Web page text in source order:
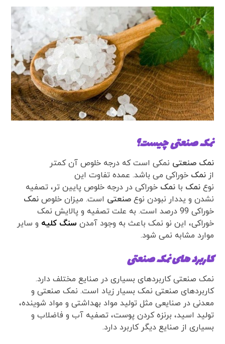
نمک صنعتیچیست؟
نمک صنعتی نمکی است که درجه خلوص آن کمتر
ازنمک خوراکی می باشد. عمده تفاوت این
نوعنمک بانمک خوراکی در درجه خلوص پایین تر، تصفیه
نشدن و یددار نبودن نوعصنعتی است. میزان خلوصنمک
خوراکی 99 درصد است. به علت تصفیه و پالایش نمک
خوراکی، این نو نمک باعث به وجود آمدن سنگ کلیه و سایر
موارد مشابه نمی شود.
کاربرد های نمک صنعتی
نمک صنعتی کاربردهای بسیاری در صنایع مختلف دارد.
کاربردهای صنعتی نمک بسیار زیاد است. نمک صنعتی و
معدنی در صنایعی مثل تولید مواد بهداشتی و مواد شوینده،
تولید اسید، برنزه کردن پوست، تصفیه آب و فاضلاب و
بسیاری از صنایع دیگر کاربرد دارد.